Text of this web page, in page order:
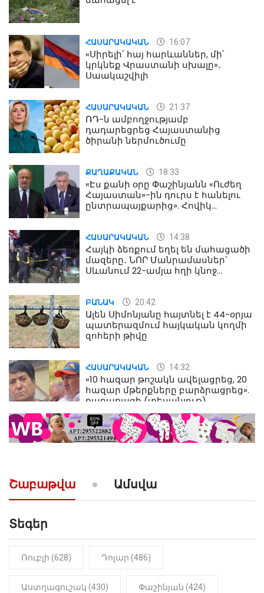
ՀԱՍԱՐԱԿԱԿԱՆ 16:07
«Սիրելի՛ հայ հարևաններ, մի՛
կրկնեք Վրաստանի սխալը»․
Սաակաշվիլի
ՀԱՍԱՐԱԿԱԿԱՆ 21:37
ՌԴ-ն ամբողջությամբ
դադարեցրեց Հայաստանից
ծիրանի ներմուծումը
ՔԱՂԱՔԱԿԱՆ 18:33
«Էս քանի օրը Փաշինյանն «Ուժեղ
Հայաստան»-ին դուրս է հանելու
ընտրապայքարից». Հովիկ
ՀԱՍԱՐԱԿԱԿԱՆ 14:38
Հայկի ձեռքում եղել են մահացածի
մազերը․ ՆՈՐ Մանրամասներ՝
Սևանում 22-ամյա հղի կնոջ
ԲԱՆԱԿ 20:42
Ալեն Սիմոնյանը հայտնել է 44-օրյա
պատերազմում հայկական կողմի
զոհերի թիվը
ՀԱՍԱՐԱԿԱԿԱՆ 14:32
«10 հազար թոշակն ավելացրեց, 20
հազար մթերքները բարձրացրեց».
քաղաքացի (տեսանյութ)
ՔԱՂԱՔԱԿԱՆ 10:52
«Լեզվիդ տալու փոխարեն
Սաղաթելյան (տեսանյութ)
Շաբաթվա Ամսվա
Տեգեր
Ռուբլի (628) Դոլար (486)
Աստղագուշակ (430) Փաշինյան (424)